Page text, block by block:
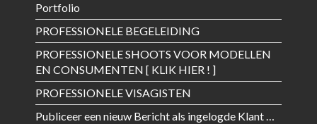
Portfolio
PROFESSIONELE BEGELEIDING
PROFESSIONELE SHOOTS VOOR MODELLEN
EN CONSUMENTEN [ KLIK HIER ! ]
PROFESSIONELE VISAGISTEN
Publiceer een nieuw Bericht als ingelogde Klant …